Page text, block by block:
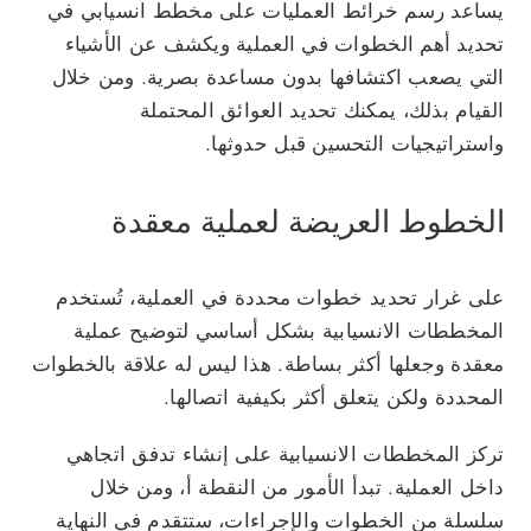
يساعد رسم خرائط العمليات على مخطط انسيابي في
تحديد أهم الخطوات في العملية ويكشف عن الأشياء
التي يصعب اكتشافها بدون مساعدة بصرية. ومن خلال
القيام بذلك، يمكنك تحديد العوائق المحتملة
واستراتيجيات التحسين قبل حدوثها.
الخطوط العريضة لعملية معقدة
على غرار تحديد خطوات محددة في العملية، تُستخدم
المخططات الانسيابية بشكل أساسي لتوضيح عملية
معقدة وجعلها أكثر بساطة. هذا ليس له علاقة بالخطوات
المحددة ولكن يتعلق أكثر بكيفية اتصالها.
تركز المخططات الانسيابية على إنشاء تدفق اتجاهي
داخل العملية. تبدأ الأمور من النقطة أ، ومن خلال
سلسلة من الخطوات والإجراءات، ستتقدم في النهاية